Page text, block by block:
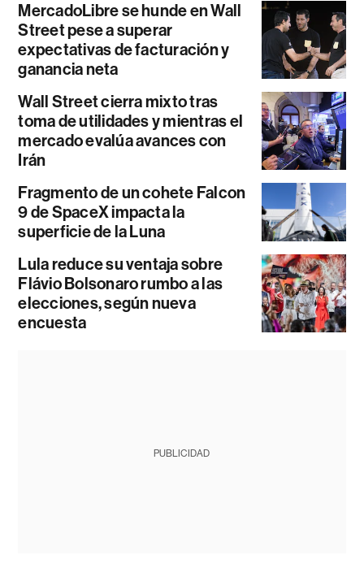
MercadoLibre se hunde en Wall
Street pese a superar
expectativas de facturación y
ganancia neta
Wall Street cierra mixto tras
toma de utilidades y mientras el
mercado evalúa avances con
Irán
Fragmento de un cohete Falcon
9 de SpaceX impacta la
superficie de la Luna
Lula reduce su ventaja sobre
Flávio Bolsonaro rumbo a las
elecciones, según nueva
encuesta
PUBLICIDAD